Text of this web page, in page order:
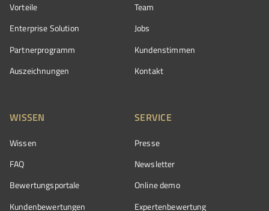
Vorteile
Enterprise Solution
Partnerprogramm
Auszeichnungen
Team
Jobs
Kundenstimmen
Kontakt
WISSEN
Wissen
FAQ
Bewertungsportale
Kundenbewertungen
SERVICE
Presse
Newsletter
Online demo
Expertenbewertung